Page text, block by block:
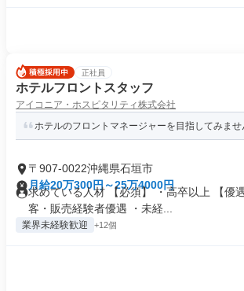
正社員
ホテルフロントスタッフ
アイコニア・ホスピタリティ株式会社
ホテルのフロントマネージャーを目指してみませ
〒907-0022沖縄県石垣市
月給20万300円～25万4000円
求めている人材 【必須】 ・高卒以上 【優
客・販売経験者優遇 ・未経...
業界未経験歓迎 +12個